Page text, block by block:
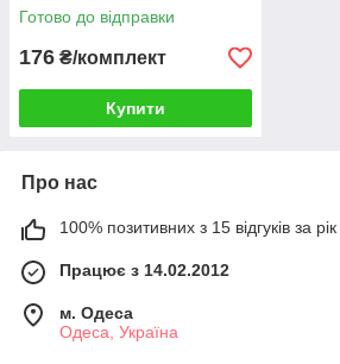
Готово до відправки
176 ₴/комплект
Купити
Про нас
100% позитивних з 15 відгуків за рік
Працює з 14.02.2012
м. Одеса
Одеса, Україна